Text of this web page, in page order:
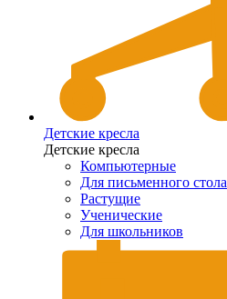
Детские кресла
Детские кресла
Компьютерные
Для письменного стола
Растущие
Ученические
Для школьников